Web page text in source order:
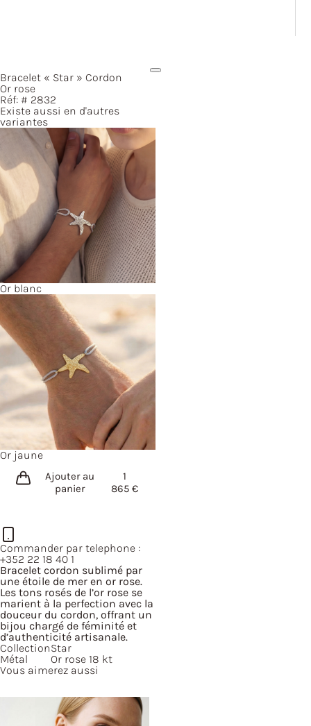
Bracelet « Star » Cordon
Or rose
Réf: # 2832
Existe aussi en d'autres
variantes
Or blanc
Or jaune
Ajouter au
panier
1
865 €
Commander par telephone :
+352 22 18 40 1
Bracelet cordon sublimé par
une étoile de mer en or rose.
Les tons rosés de l’or rose se
marient à la perfection avec la
douceur du cordon, offrant un
bijou chargé de féminité et
d’authenticité artisanale.
CollectionStar
Métal
Or rose 18 kt
Vous aimerez aussi